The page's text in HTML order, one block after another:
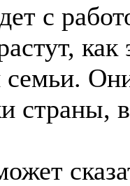
с
семьи.
страны,